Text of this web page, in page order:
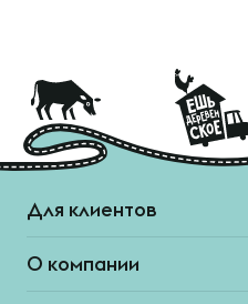
Для клиентов
О компании